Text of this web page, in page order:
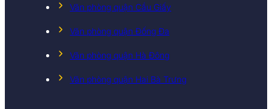
Văn phòng quận Cầu Giấy
Văn phòng quận Đống Đa
Văn phòng quận Hà Đông
Văn phòng quận Hai Bà Trưng